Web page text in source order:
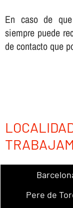
En caso de
siempre puede
de contacto que
Pere de